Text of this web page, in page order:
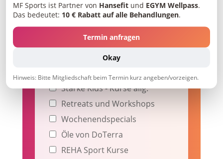
Sammolahari Massage
Thai Yoga Massage
Personal Training
Yoga / Kinderyoga
Schwimmschule
Starke Kids - Kurse allg.
Retreats und Workshops
Wochenendspecials
Öle von DoTerra
REHA Sport Kurse
MF Sports ist Partner von Hansefit und EGYM Wellpass.
Das bedeutet: 10 € Rabatt auf alle Behandlungen.
Termin anfragen
Okay
Hinweis: Bitte Mitgliedschaft beim Termin kurz angeben/vorzeigen.